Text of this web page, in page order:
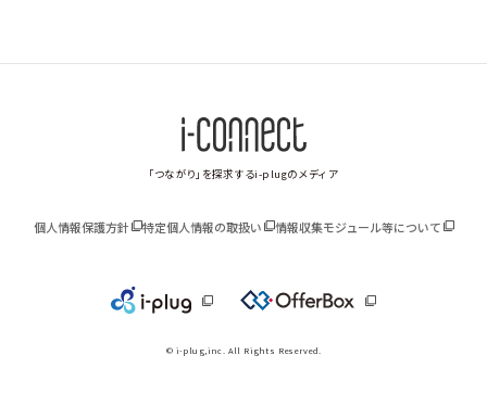
「つながり」を探求するi-plugのメディア
個人情報保護方針 特定個人情報の取扱い 情報収集モジュール等について
© i-plug,inc. All Rights Reserved.